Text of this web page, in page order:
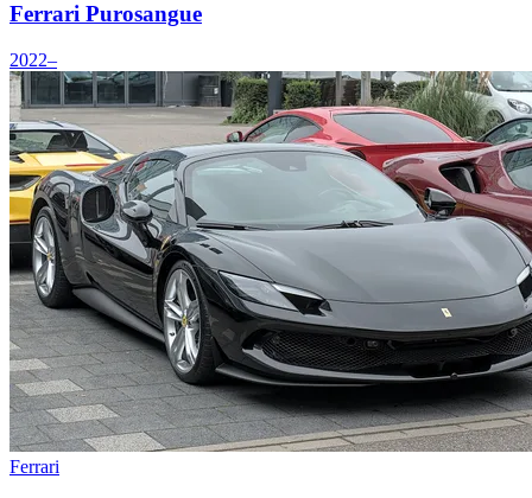
Ferrari Purosangue
2022–
Ferrari